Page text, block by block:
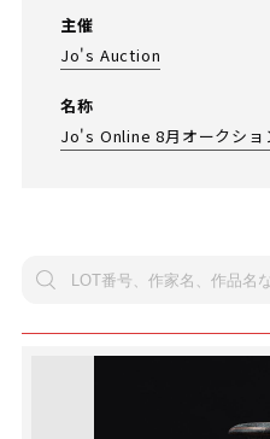
主催
Jo's Auction
名称
Jo's Online 8月オークショ